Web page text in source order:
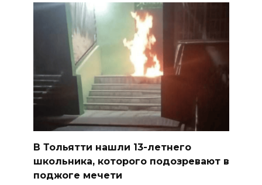
В Тольятти нашли 13-летнего
школьника, которого подозревают в
поджоге мечети